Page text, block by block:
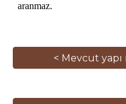
aranmaz.
< Mevcut